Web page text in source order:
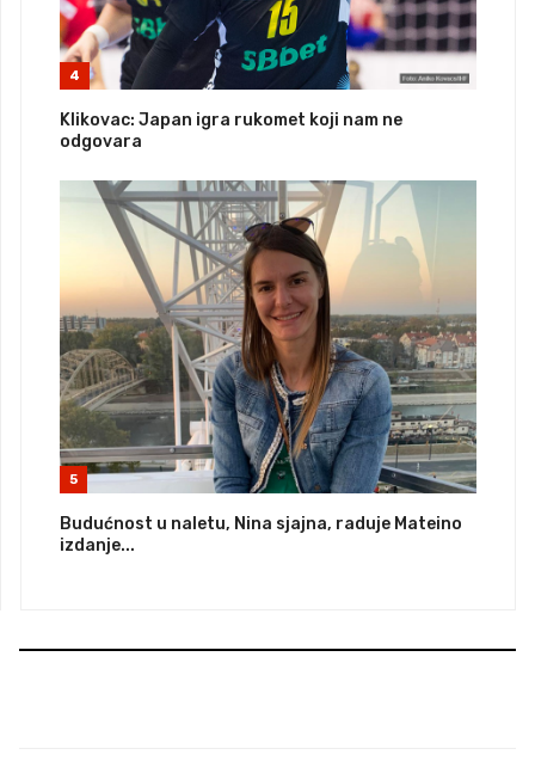
4
Klikovac: Japan igra rukomet koji nam ne
odgovara
5
Budućnost u naletu, Nina sjajna, raduje Mateino
izdanje...